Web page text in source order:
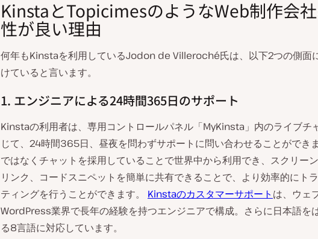
KinstaとTopicimesのようなWeb制作会
性が良い理由
何年もKinstaを利用しているJodon de Villeroché氏は、以下2つの側面
けていると言います。
1. エンジニアによる24時間365日のサポート
Kinstaの利用者は、専用コントロールパネル「MyKinsta」内のライブチ
じて、24時間365日、昼夜を問わずサポートに問い合わせることができ
ではなくチャットを採用していることで世界中から利用でき、スクリーン
リンク、コードスニペットを簡単に共有できることで、より効率的にト
ティングを行うことができます。 Kinstaのカスタマーサポート は、ウェ
WordPress業界で長年の経験を持つエンジニアで構成。さらに日本語を
る8言語に対応しています。